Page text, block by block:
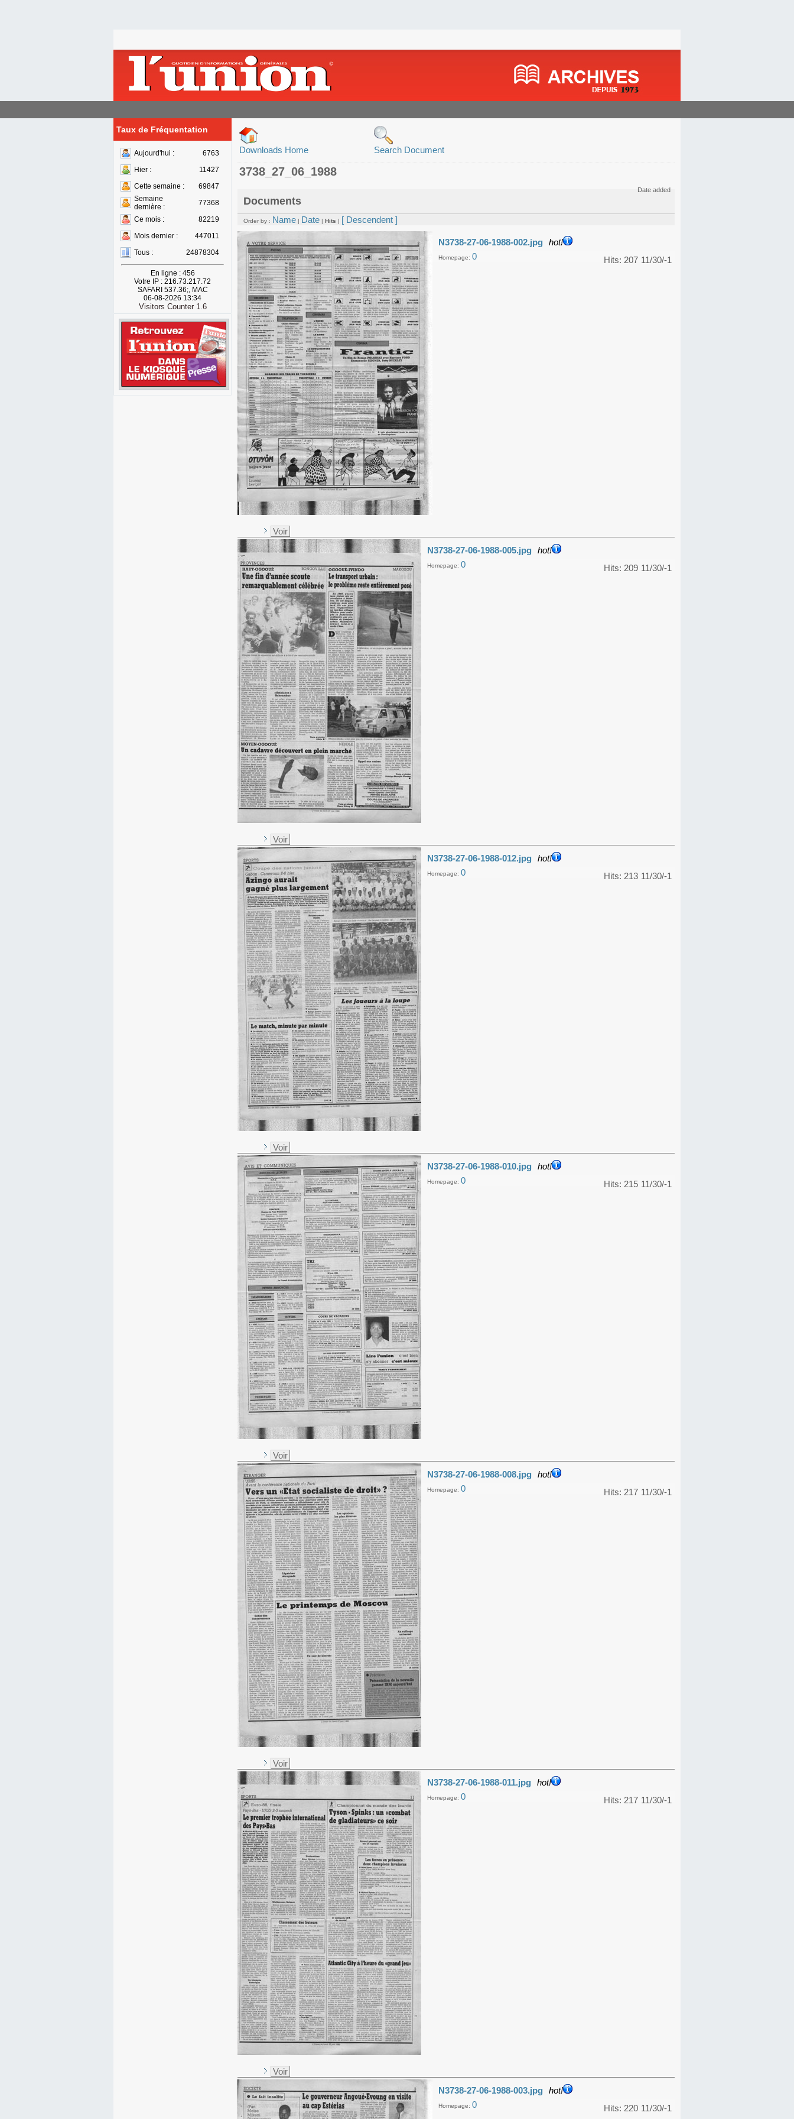
Taux de Fréquentation
Aujourd'hui :
6763
Hier :
11427
Cette semaine :
69847
Semaine
dernière :
77368
Ce mois :
82219
Mois dernier :
447011
Tous :
24878304
En ligne : 456
Votre IP : 216.73.217.72
SAFARI 537.36;, MAC
06-08-2026 13:34
Visitors Counter 1.6
Downloads Home Search Document
3738_27_06_1988
Documents
Date added
Order by : Name | Date | Hits | [ Descendent ]
N3738-27-06-1988-002.jpg hot!
11/30/-1
Hits: 207
Homepage: 0
Voir
N3738-27-06-1988-005.jpg hot!
11/30/-1
Hits: 209
Homepage: 0
Voir
N3738-27-06-1988-012.jpg hot!
11/30/-1
Hits: 213
Homepage: 0
Voir
N3738-27-06-1988-010.jpg hot!
11/30/-1
Hits: 215
Homepage: 0
Voir
N3738-27-06-1988-008.jpg hot!
11/30/-1
Hits: 217
Homepage: 0
Voir
N3738-27-06-1988-011.jpg hot!
11/30/-1
Hits: 217
Homepage: 0
Voir
N3738-27-06-1988-003.jpg hot!
11/30/-1
Hits: 220
Homepage: 0